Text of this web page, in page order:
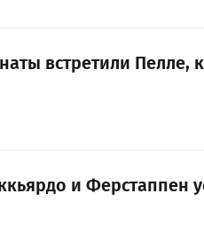
встретили Пелле,
и Ферстаппен